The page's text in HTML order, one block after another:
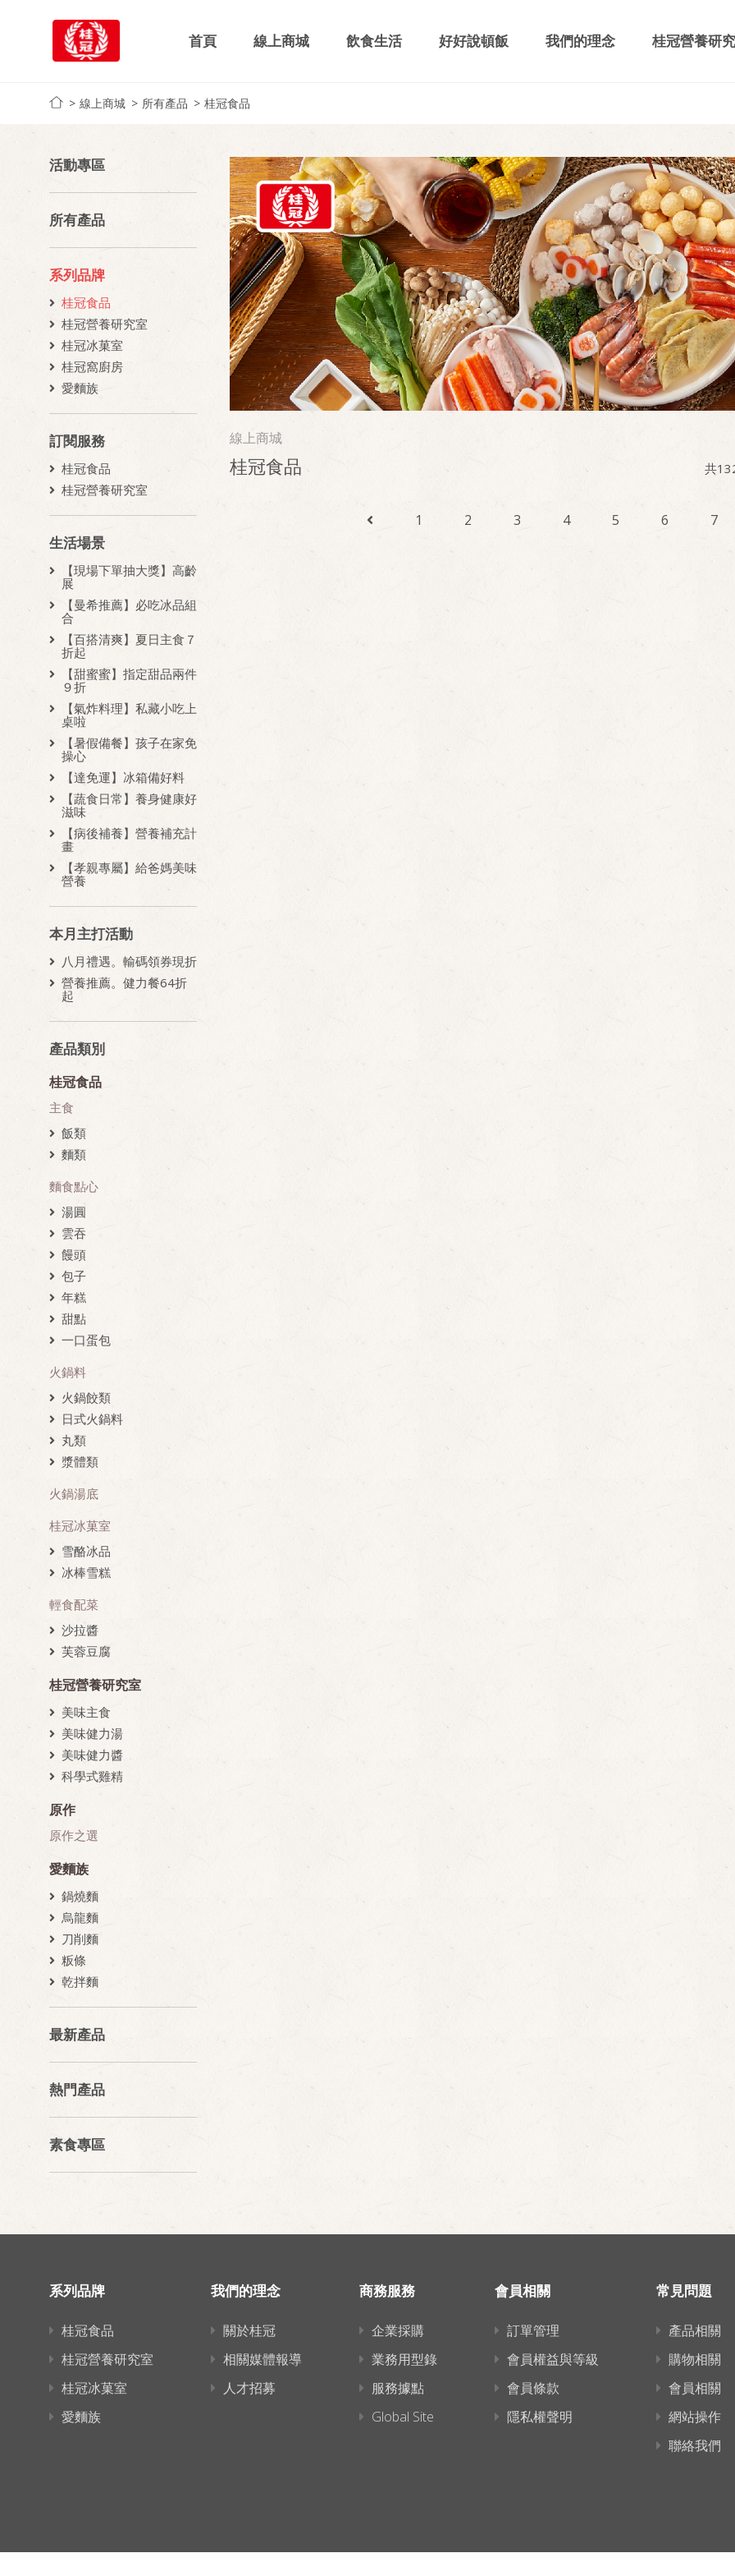
首頁 線上商城 飲食生活 好好說頓飯 我們的理念 桂冠營養研
線上商城 所有產品 桂冠食品
活動專區
所有產品
系列品牌
桂冠食品
桂冠營養研究室
桂冠冰菓室
桂冠窩廚房
愛麵族
訂閱服務
桂冠食品
桂冠營養研究室
生活場景
【現場下單抽大獎】高齡
展
【曼希推薦】必吃冰品組
合
【百搭清爽】夏日主食７
折起
【甜蜜蜜】指定甜品兩件
９折
【氣炸料理】私藏小吃上
桌啦
【暑假備餐】孩子在家免
操心
【達免運】冰箱備好料
【蔬食日常】養身健康好
滋味
【病後補養】營養補充計
畫
【孝親專屬】給爸媽美味
營養
本月主打活動
八月禮遇。輸碼領券現折
營養推薦。健力餐64折
起
產品類別
桂冠食品
主食
飯類
麵類
麵食點心
湯圓
雲吞
饅頭
包子
年糕
甜點
一口蛋包
火鍋料
火鍋餃類
日式火鍋料
丸類
漿體類
火鍋湯底
桂冠冰菓室
雪酪冰品
冰棒雪糕
輕食配菜
沙拉醬
芙蓉豆腐
桂冠營養研究室
美味主食
美味健力湯
美味健力醬
科學式雞精
原作
原作之選
愛麵族
鍋燒麵
烏龍麵
刀削麵
粄條
乾拌麵
最新產品
熱門產品
素食專區
線上商城
桂冠食品 共
1 2 3 4 5 6 7
系列品牌
桂冠食品
桂冠營養研究室
桂冠冰菓室
愛麵族
我們的理念
關於桂冠
相關媒體報導
人才招募
商務服務
企業採購
業務用型錄
服務據點
Global Site
會員相關
訂單管理
會員權益與等級
會員條款
隱私權聲明
常見問題
產品相關
購物相關
會員相關
網站操作
聯絡我們